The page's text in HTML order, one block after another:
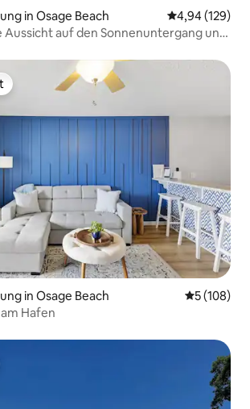
in Osage Beach
4,94 (129)
Aussicht auf den Sonnenuntergang und
in Osage Beach
5 (108)
Hafen